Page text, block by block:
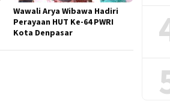
Wawali Arya Wibawa Hadiri
Perayaan HUT Ke-64 PWRI
Kota Denpasar